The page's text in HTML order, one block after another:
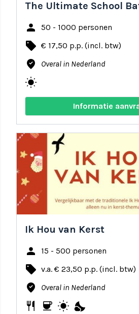
The Ultimate School
person 50 - 1000 personen
local_offer € 17,50 p.p. (incl. btw)
where_to_vote Overal in Nederland
wb_sunny
Informatie
Ik Hou van Kerst
person 15 - 500 personen
local_offer v.a. € 23,50 p.p. (incl. btw)
where_to_vote Overal in Nederland
restaurant coffee wb_sunny nights_stay